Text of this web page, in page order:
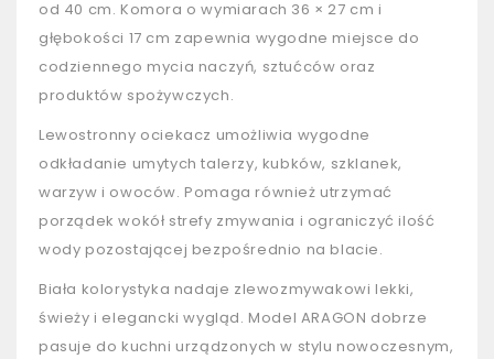
od 40 cm. Komora o wymiarach 36 × 27 cm i
głębokości 17 cm zapewnia wygodne miejsce do
codziennego mycia naczyń, sztućców oraz
produktów spożywczych.
Lewostronny ociekacz umożliwia wygodne
odkładanie umytych talerzy, kubków, szklanek,
warzyw i owoców. Pomaga również utrzymać
porządek wokół strefy zmywania i ograniczyć ilość
wody pozostającej bezpośrednio na blacie.
Biała kolorystyka nadaje zlewozmywakowi lekki,
świeży i elegancki wygląd. Model ARAGON dobrze
pasuje do kuchni urządzonych w stylu nowoczesnym,